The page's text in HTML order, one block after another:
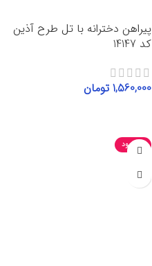
پیراهن دخترانه با تل طرح آذین
کد 14147
1,560,000 تومان
ناموجود